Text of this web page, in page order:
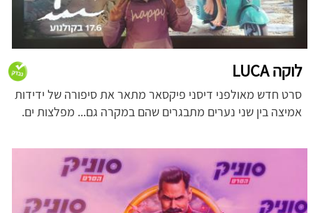
לוקה LUCA
סרט חדש מאולפני דיסני פיקסאר מתאר את סיפורה של ידידות
אמיצה בין שני נערים מתבגרים שהם במקרה גם... מפלצות ים.